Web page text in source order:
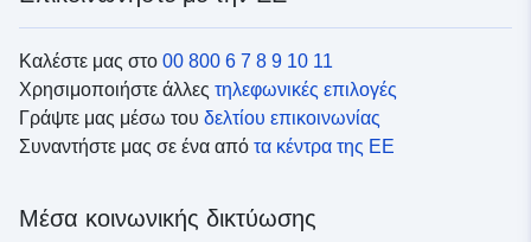
Καλέστε μας στο 00 800 6 7 8 9 10 11
Χρησιμοποιήστε άλλες τηλεφωνικές επιλογές
Γράψτε μας μέσω του δελτίου επικοινωνίας
Συναντήστε μας σε ένα από τα κέντρα της ΕΕ
Μέσα κοινωνικής δικτύωσης